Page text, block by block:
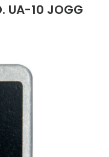
UA-10 JOGG